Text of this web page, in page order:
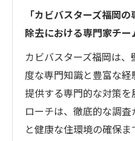
「カビバスターズ福岡
除去における専門家チー
カビバスターズ福岡は
度な専門知識と豊富な
提供する専門的な対策
ローチは、徹底的な調
と健康な住環境の確保ま